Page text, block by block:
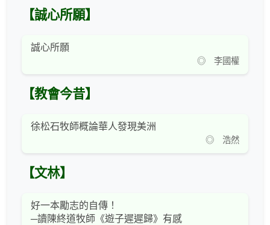
【誠心所願】
誠心所願
◎ 李國權
【教會今昔】
徐松石牧師概論華人發現美洲
◎ 浩然
【文林】
好一本勵志的自傳！
─讀陳終道牧師《遊子遲遲歸》有感